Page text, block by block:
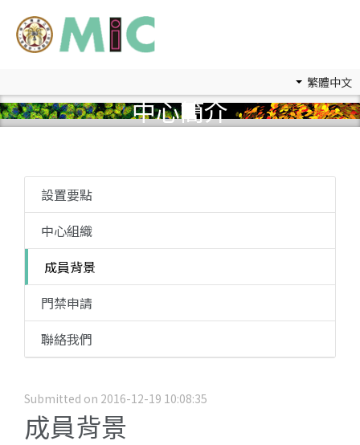
繁體中文
中心簡介
設置要點
中心組織
成員背景
門禁申請
聯絡我們
Submitted on 2016-12-19 10:08:35
成員背景